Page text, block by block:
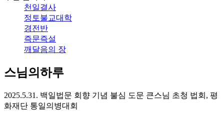
천일결사
정토불교대학
경전반
즉문즉설
깨달음의 장
스님의하루
2025.5.31. 백일법문 회향 기념 불심 도문 큰스님 초청 법회, 평
화재단 통일의병대회